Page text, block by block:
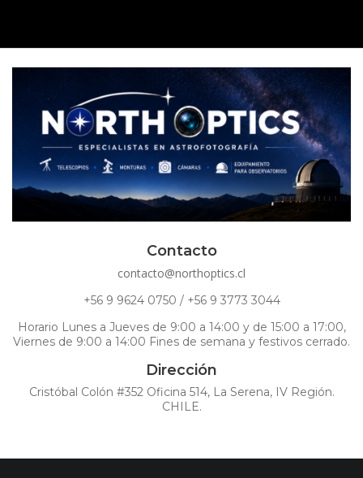
Contacto
contacto@northoptics.cl
+56 9 9624 0750 / +56 9 3773 3044
Horario Lunes a Jueves de 9:00 a 14:00 y de 15:00 a 17:00,
Viernes de 9:00 a 14:00 Fines de semana y festivos cerrado.
Dirección
Cristóbal Colón #352 Oficina 514, La Serena, IV Región.
CHILE.